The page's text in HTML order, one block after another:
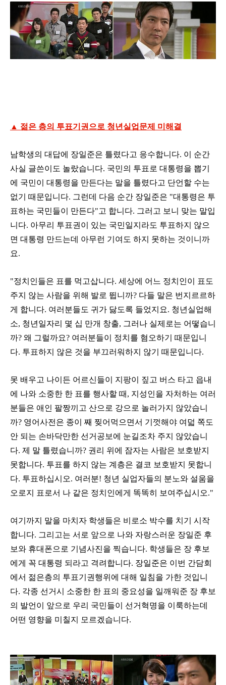
▲ 젊은 층의 투표기권으로 청년실업문제 미해결
남학생의 대답에 장일준은 틀렸다고 응수합니다. 이 순간
사실 글쓴이도 놀랐습니다. 국민의 투표로 대통령을 뽑기
에 국민이 대통령을 만든다는 말을 틀렸다고 단언할 수는
없기 때문입니다. 그런데 다음 순간 장일준은 "대통령은 투
표하는 국민들이 만든다"고 합니다. 그러고 보니 맞는 말입
니다. 아무리 투표권이 있는 국민일지라도 투표하지 않으
면 대통령 만드는데 아무런 기여도 하지 못하는 것이니까
요.
"정치인들은 표를 먹고삽니다. 세상에 어느 정치인이 표도
주지 않는 사람을 위해 발로 뜁니까? 다들 말은 번지르르하
게 합니다. 여러분들도 귀가 닳도록 들었지요. 청년실업해
소, 청년일자리 몇 십 만개 창출, 그러나 실제로는 어떻습니
까? 왜 그럴까요? 여러분들이 정치를 혐오하기 때문입니
다. 투표하지 않은 것을 부끄러워하지 않기 때문입니다.
못 배우고 나이든 어르신들이 지팡이 짚고 버스 타고 읍내
에 나와 소중한 한 표를 행사할 때, 지성인을 자처하는 여러
분들은 애인 팔짱끼고 산으로 강으로 놀러가지 않았습니
까? 영어사전은 종이 째 찢어먹으면서 기껏해야 여덟 쪽도
안 되는 손바닥만한 선거공보에 눈길조차 주지 않았습니
다. 제 말 틀렸습니까? 권리 위에 잠자는 사람은 보호받지
못합니다. 투표를 하지 않는 계층은 결코 보호받지 못합니
다. 투표하십시오. 여러분! 청년 실업자들의 분노와 설움을
오로지 표로서 나 같은 정치인에게 똑똑히 보여주십시오."
여기까지 말을 마치자 학생들은 비로소 박수를 치기 시작
합니다. 그리고는 서로 앞으로 나와 자랑스러운 장일준 후
보와 휴대폰으로 기념사진을 찍습니다. 학생들은 장 후보
에게 꼭 대통령 되라고 격려합니다. 장일준은 이번 간담회
에서 젊은층의 투표기권행위에 대해 일침을 가한 것입니
다. 각종 선거시 소중한 한 표의 중요성을 일깨워준 장 후보
의 발언이 앞으로 우리 국민들이 선거혁명을 이룩하는데
어떤 영향을 미칠지 모르겠습니다.